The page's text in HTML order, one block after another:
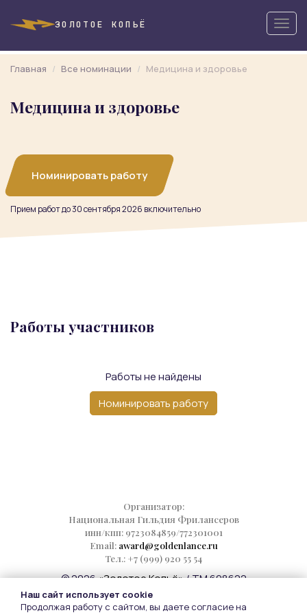
ЗОЛОТОЕ КОПЬЁ
Главная Все номинации Медицина и здоровье
Медицина и здоровье
Номинировать работу
Прием работ до 30 сентября 2026 включительно
Работы участников
Работы не найдены
Номинировать работу
Организатор:
Национальная Гильдия Фрилансеров
инн/кпп: 9723084859/772301001
Email: award@goldenlance.ru
Тел.: +7 (999) 920 55 54
© 2026«Золотое Копьё»/ TM 698622
Следите за новостями:
Наш сайт использует cookie
Продолжая работу с сайтом, вы даете согласие на